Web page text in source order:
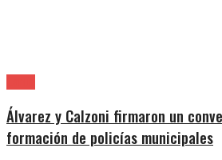
Álvarez y Calzoni firmaron un
formación de policías municipales